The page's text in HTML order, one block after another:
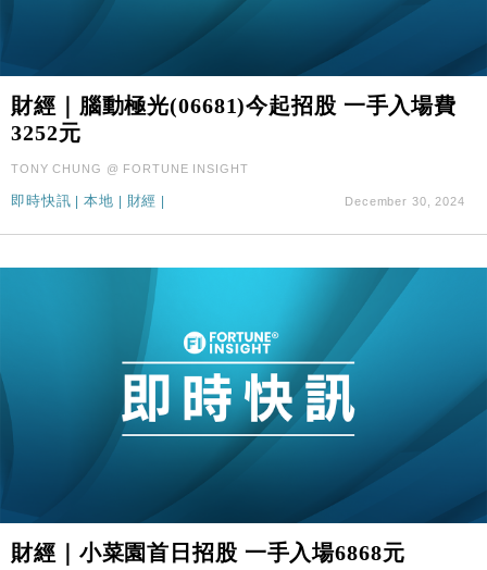
財經｜腦動極光(06681)今起招股 一手入場費
3252元
TONY CHUNG @ FORTUNE INSIGHT
即時快訊 |本地 財經 December 30, 2024
財經｜小菜園首日招股 一手入場6868元